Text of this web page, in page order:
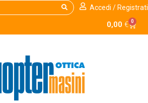
Accedi / Registrati
0,00 € 0